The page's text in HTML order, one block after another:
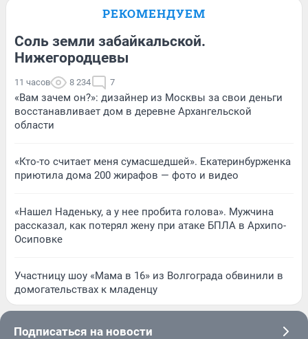
РЕКОМЕНДУЕМ
Соль земли забайкальской.
Нижегородцевы
11 часов 8 234 7
«Вам зачем он?»: дизайнер из Москвы за свои деньги
восстанавливает дом в деревне Архангельской
области
«Кто-то считает меня сумасшедшей». Екатеринбурженка
приютила дома 200 жирафов — фото и видео
«Нашел Наденьку, а у нее пробита голова». Мужчина
рассказал, как потерял жену при атаке БПЛА в Архипо-
Осиповке
Участницу шоу «Мама в 16» из Волгограда обвинили в
домогательствах к младенцу
Подписаться на новости